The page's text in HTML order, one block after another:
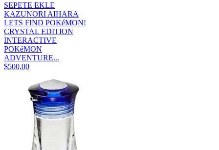
SEPETE EKLE
KAZUNORI AIHARA
LETS FIND POKéMON!
CRYSTAL EDITION
INTERACTIVE
POKéMON
ADVENTURE...
$500,00